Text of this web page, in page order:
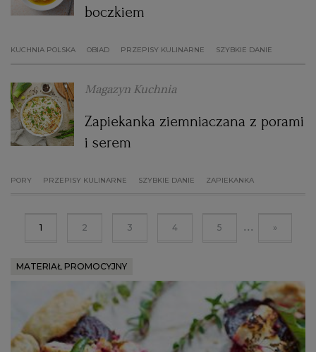
boczkiem
KUCHNIA POLSKA OBIAD PRZEPISY KULINARNE SZYBKIE DANIE
Magazyn Kuchnia
Zapiekanka ziemniaczana z porami
i serem
PORY PRZEPISY KULINARNE SZYBKIE DANIE ZAPIEKANKA
1 2 3 4 5 ... »
MATERIAŁ PROMOCYJNY